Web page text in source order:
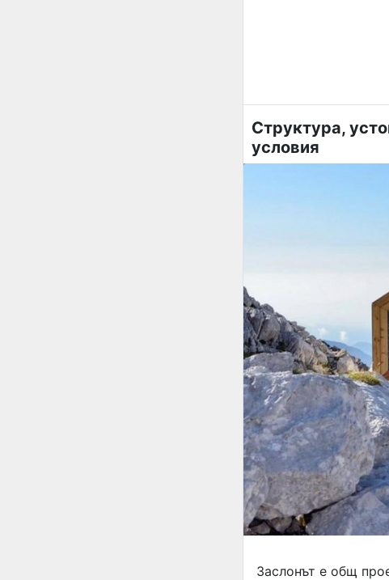
Структура,
условия
Заслонът е общ